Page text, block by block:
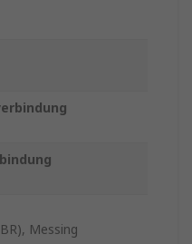
Messing